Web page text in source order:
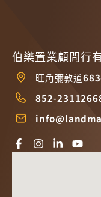
伯樂置業顧問行
旺角彌敦道
852-